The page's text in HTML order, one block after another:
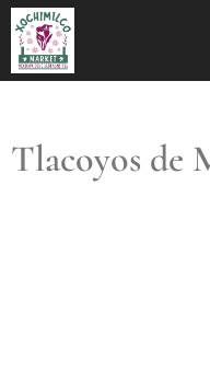
Tlacoyos de